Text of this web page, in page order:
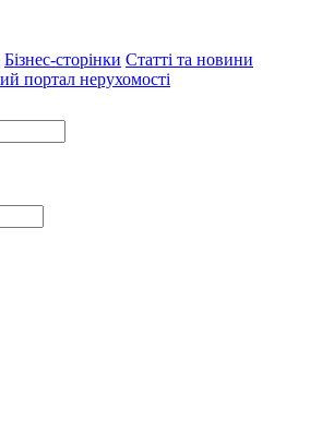
Бізнес-сторінки Статті та новини